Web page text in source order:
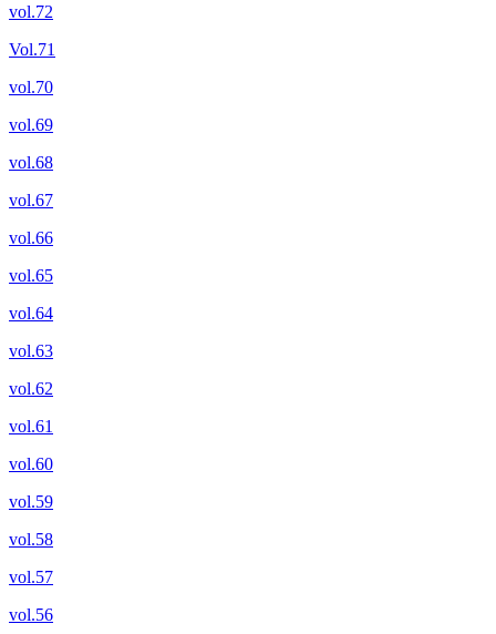
vol.72
Vol.71
vol.70
vol.69
vol.68
vol.67
vol.66
vol.65
vol.64
vol.63
vol.62
vol.61
vol.60
vol.59
vol.58
vol.57
vol.56